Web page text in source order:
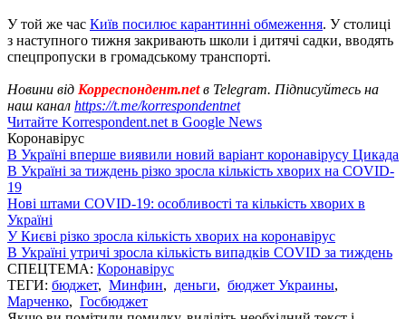
У той же час Київ посилює карантинні обмеження. У столиці
з наступного тижня закривають школи і дитячі садки, вводять
спецпропуски в громадському транспорті.
Новини від Корреспондент.netв Telegram. Підписуйтесь на
наш канал https://t.me/korrespondentnet
Читайте Korrespondent.net в Google News
Коронавірус
В Україні вперше виявили новий варіант коронавірусу Цикада
В Україні за тиждень різко зросла кількість хворих на COVID-
19
Нові штами COVID-19: особливості та кількість хворих в
Україні
У Києві різко зросла кількість хворих на коронавірус
В Україні утричі зросла кількість випадків COVID за тиждень
СПЕЦТЕМА: Коронавірус
ТЕГИ: бюджет, Минфин, деньги, бюджет Украины,
Марченко, Госбюджет